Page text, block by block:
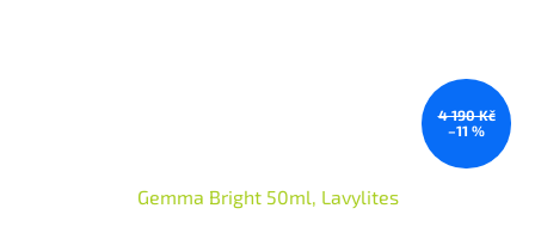
4 190 Kč
–11 %
Gemma Bright 50ml, Lavylites